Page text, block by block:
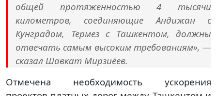
общей протяженностью 4 тысячи
километров, соединяющие Андижан с
Кунградом, Термез с Ташкентом, должны
отвечать самым высоким требованиям», —
сказал Шавкат Мирзиёев.
Отмечена необходимость ускорения